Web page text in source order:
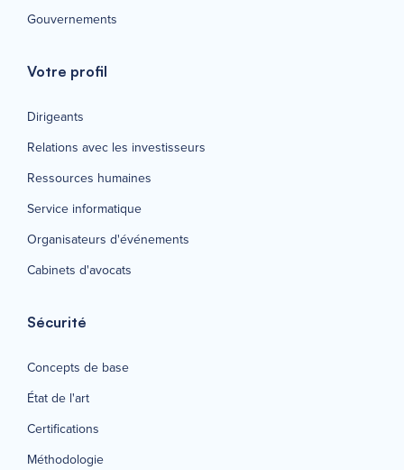
Gouvernements
Votre profil
Dirigeants
Relations avec les investisseurs
Ressources humaines
Service informatique
Organisateurs d'événements
Cabinets d'avocats
Sécurité
Concepts de base
État de l'art
Certifications
Méthodologie